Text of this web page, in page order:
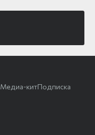
Медиа-китПодписка